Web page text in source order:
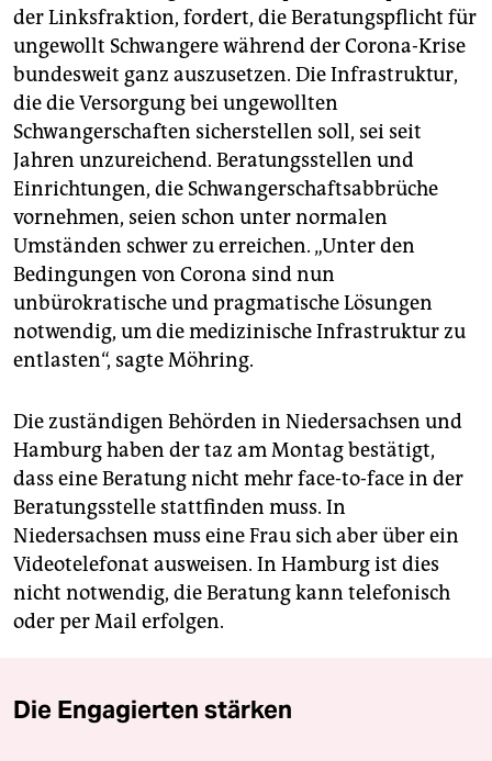
der Linksfraktion, fordert, die Beratungspflicht für
ungewollt Schwangere während der Corona-Krise
bundesweit ganz auszusetzen. Die Infrastruktur,
die die Versorgung bei ungewollten
Schwangerschaften sicherstellen soll, sei seit
Jahren unzureichend. Beratungsstellen und
Einrichtungen, die Schwangerschaftsabbrüche
vornehmen, seien schon unter normalen
Umständen schwer zu erreichen. „Unter den
Bedingungen von Corona sind nun
unbürokratische und pragmatische Lösungen
notwendig, um die medizinische Infrastruktur zu
entlasten“, sagte Möhring.
Die zuständigen Behörden in Niedersachsen und
Hamburg haben der taz am Montag bestätigt,
dass eine Beratung nicht mehr face-to-face in der
Beratungsstelle stattfinden muss. In
Niedersachsen muss eine Frau sich aber über ein
Videotelefonat ausweisen. In Hamburg ist dies
nicht notwendig, die Beratung kann telefonisch
oder per Mail erfolgen.
Die Engagierten stärken